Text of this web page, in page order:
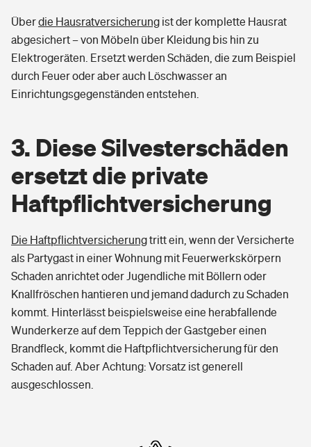
Überdie Hausratversicherung ist der komplette Hausrat
abgesichert – von Möbeln über Kleidung bis hin zu
Elektrogeräten. Ersetzt werden Schäden, die zum Beispiel
durch Feuer oder aber auch Löschwasser an
Einrichtungsgegenständen entstehen.
3. Diese Silvesterschäden
ersetzt die private
Haftpflichtversicherung
Die Haftpflichtversicherungtritt ein, wenn der Versicherte
als Partygast in einer Wohnung mit Feuerwerkskörpern
Schaden anrichtet oder Jugendliche mit Böllern oder
Knallfröschen hantieren und jemand dadurch zu Schaden
kommt. Hinterlässt beispielsweise eine herabfallende
Wunderkerze auf dem Teppich der Gastgeber einen
Brandfleck, kommt die Haftpflichtversicherung für den
Schaden auf. Aber Achtung: Vorsatz ist generell
ausgeschlossen.